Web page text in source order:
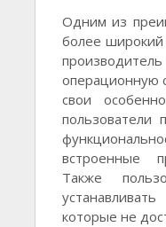
Одним из
более
операционную
свои
пользователи
встроенные
Также
которые не